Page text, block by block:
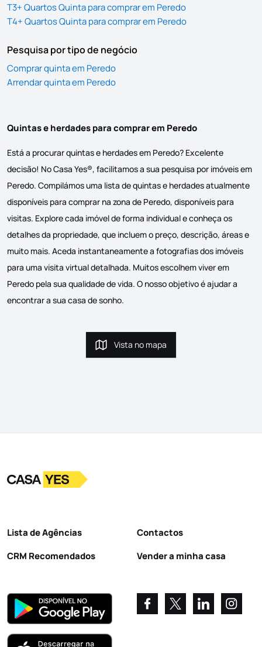
T3+ Quartos Quinta para comprar em Peredo
T4+ Quartos Quinta para comprar em Peredo
Pesquisa por tipo de negócio
Comprar quinta em Peredo
Arrendar quinta em Peredo
Quintas e herdades para comprar em Peredo
Está a procurar quintas e herdades em Peredo? Excelente
decisão! No Casa Yes®, facilitamos a sua pesquisa por imóveis em
Peredo. Compilámos uma lista de quintas e herdades atualmente
disponíveis para comprar na zona de Peredo, disponíveis para
visitas. Explore cada imóvel de forma individual e conheça os
detalhes da propriedade, que incluem o preço, descrição, áreas e
muito mais. Aceda instantaneamente a fotografias dos imóveis
para uma visita virtual detalhada. Muitos escolhem viver em
Peredo pela sua qualidade de vida. O nosso objetivo é ajudar a
encontrar a sua casa de sonho.
Vista no mapa
Vista no mapa
LogoIr para a homepage
Lista de Agências
CRM Recomendados
Contactos
Vender a minha casa